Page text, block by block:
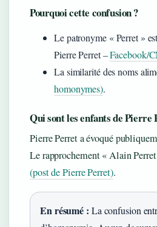
Pourquoi cette confusion ?
Le patronyme « Perret »
Pierre Perret –Facebook/
La similarité des noms
homonymes).
Qui sont les enfants de Pierre
Pierre Perret a évoqué
Le rapprochement « Alain
(post de Pierre Perret).
En résumé : La confusion